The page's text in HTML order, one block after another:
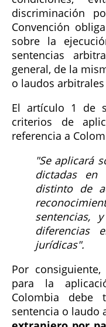
discriminación
Convención
sobre la
sentencias
general, de la
o laudos
El artículo 1 de
criterios de
referencia a
"Se aplicará
dictadas
distinto de
sentencias,
diferencias
jurídicas".
Por
para la
Colombia debe
sentencia o laudo